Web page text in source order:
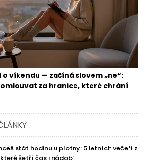
o víkendu — začíná slovem „ne“:
za hranice, které chrání
stát hodinu u plotny: 5 letních večeří z
šetří čas i nádobí